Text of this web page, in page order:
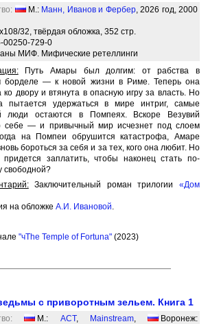
М.: Манн, Иванов и Фербер, 2026 год, 2000
32, твёрдая обложка, 352 стр.
00250-729-0
МИФ. Мифические ретеллинги
Путь Амары был долгим: от рабства в
борделе — к новой жизни в Риме. Теперь она
ко двору и втянута в опасную игру за власть. Но
пытается удержаться в мире интриг, самые
люди остаются в Помпеях. Вскоре Везувий
себе — и привычный мир исчезнет под слоем
на Помпеи обрушится катастрофа, Амаре
бороться за себя и за тех, кого она любит. Но
придется заплатить, чтобы наконец стать по-
свободной?
Заключительный роман трилогии «Дом
на обложке А.И. Ивановой.
"чThe Temple of Fortuna"(2023)
с приворотным зельем. Книга 1
М.: АСТ, Mainstream,
Воронеж: